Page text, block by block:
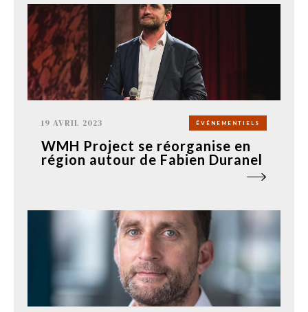
19 AVRIL 2023 ÉVÉNEMENTIELS
WMH Project se réorganise en
région autour de Fabien Duranel